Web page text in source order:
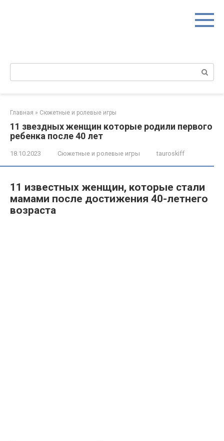
Поиск:
Главная » Сюжетные и ролевые игры
11 звездных женщин которые родили первого
ребенка после 40 лет
18.10.2023 Сюжетные и ролевые игры tauroskiff
11 известных женщин, которые стали
мамами после достижения 40-летнего
возраста